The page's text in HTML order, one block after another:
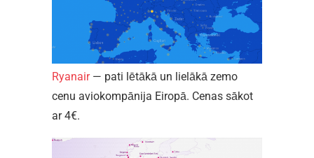
Ryanair— pati lētākā un lielākā zemo
cenu aviokompānija Eiropā. Cenas sākot
ar 4€.